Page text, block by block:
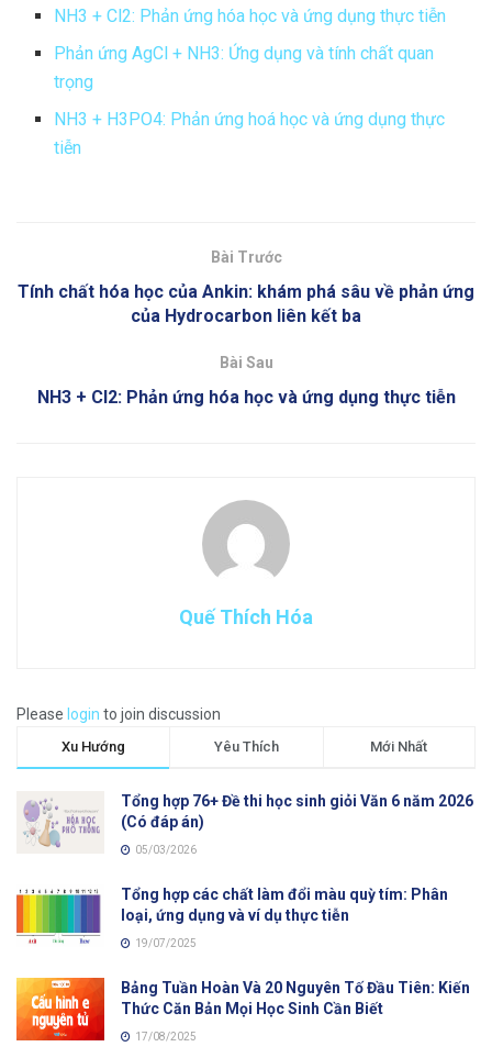
NH3 + Cl2: Phản ứng hóa học và ứng dụng thực tiễn
Phản ứng AgCl + NH3: Ứng dụng và tính chất quan
trọng
NH3 + H3PO4: Phản ứng hoá học và ứng dụng thực
tiễn
Bài Trước
Tính chất hóa học của Ankin: khám phá sâu về phản ứng
của Hydrocarbon liên kết ba
Bài Sau
NH3 + Cl2: Phản ứng hóa học và ứng dụng thực tiễn
Quế Thích Hóa
Please login to join discussion
Xu Hướng Yêu Thích Mới Nhất
Tổng hợp 76+ Đề thi học sinh giỏi Văn 6 năm 2026
(Có đáp án)
05/03/2026
Tổng hợp các chất làm đổi màu quỳ tím: Phân
loại, ứng dụng và ví dụ thực tiễn
19/07/2025
Bảng Tuần Hoàn Và 20 Nguyên Tố Đầu Tiên: Kiến
Thức Căn Bản Mọi Học Sinh Cần Biết
17/08/2025